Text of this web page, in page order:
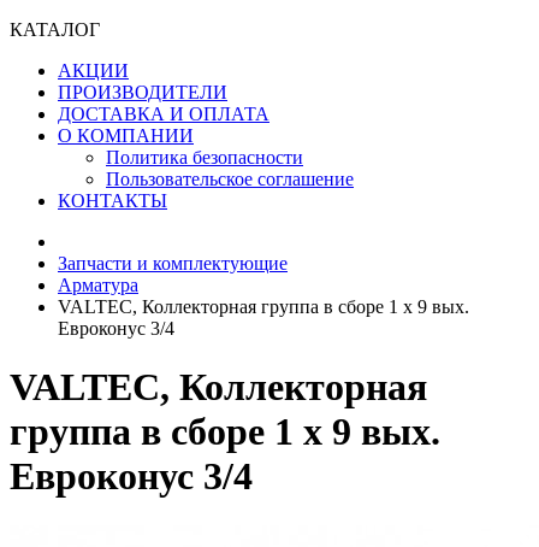
КАТАЛОГ
АКЦИИ
ПРОИЗВОДИТЕЛИ
ДОСТАВКА И ОПЛАТА
О КОМПАНИИ
Политика безопасности
Пользовательское соглашение
КОНТАКТЫ
Запчасти и комплектующие
Арматура
VALTEC, Коллекторная группа в сборе 1 х 9 вых.
Eвроконус 3/4
VALTEC, Коллекторная
группа в сборе 1 х 9 вых.
Eвроконус 3/4